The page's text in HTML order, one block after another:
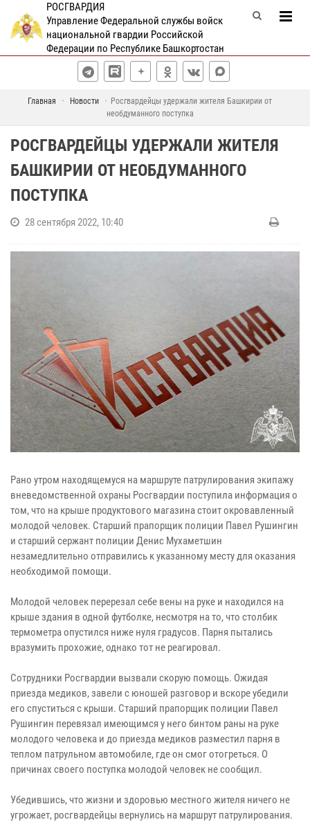
РОСГВАРДИЯ
Управление Федеральной службы войск
национальной гвардии Российской
Федерации по Республике Башкортостан
Главная Новости
Росгвардейцы удержали жителя Башкирии от
необдуманного поступка
РОСГВАРДЕЙЦЫ УДЕРЖАЛИ ЖИТЕЛЯ
БАШКИРИИ ОТ НЕОБДУМАННОГО
ПОСТУПКА
28 сентября 2022, 10:40
Рано утром находящемуся на маршруте патрулирования экипажу
вневедомственной охраны Росгвардии поступила информация о
том, что на крыше продуктового магазина стоит окровавленный
молодой человек. Старший прапорщик полиции Павел Рушингин
и старший сержант полиции Денис Мухаметшин
незамедлительно отправились к указанному месту для оказания
необходимой помощи.
Молодой человек перерезал себе вены на руке и находился на
крыше здания в одной футболке, несмотря на то, что столбик
термометра опустился ниже нуля градусов. Парня пытались
вразумить прохожие, однако тот не реагировал.
Сотрудники Росгвардии вызвали скорую помощь. Ожидая
приезда медиков, завели с юношей разговор и вскоре убедили
его спуститься с крыши. Старший прапорщик полиции Павел
Рушингин перевязал имеющимся у него бинтом раны на руке
молодого человека и до приезда медиков разместил парня в
теплом патрульном автомобиле, где он смог отогреться. О
причинах своего поступка молодой человек не сообщил.
Убедившись, что жизни и здоровью местного жителя ничего не
угрожает, росгвардейцы вернулись на маршрут патрулирования.